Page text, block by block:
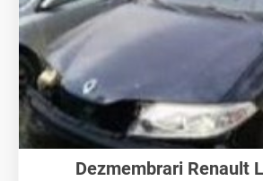
Dezmembrari Renault